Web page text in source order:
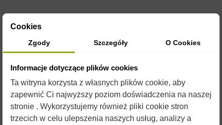
OPIS
Paczka etykiet samoprzylepnych na miód.
Wymiary etykiet: 116 mm na 50 mm.
Paczka zawiera 100 sztuk.
Cookies
Zgody Szczegóły O Cookies
Informacje dotyczące plików cookies
Ta witryna korzysta z własnych plików cookie, aby
zapewnić Ci najwyższy poziom doświadczenia na naszej
stronie . Wykorzystujemy również pliki cookie stron
trzecich w celu ulepszenia naszych usług, analizy a